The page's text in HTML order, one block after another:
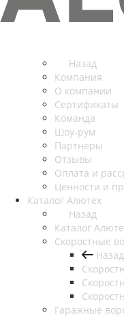
Назад
Компания
О компании
Сертификаты
Команда
Шоу-рум
Партнеры
Отзывы
Оплата и
Ценности и
Каталог Алютех
Назад
Каталог
Скоростные
Назад
Гаражные